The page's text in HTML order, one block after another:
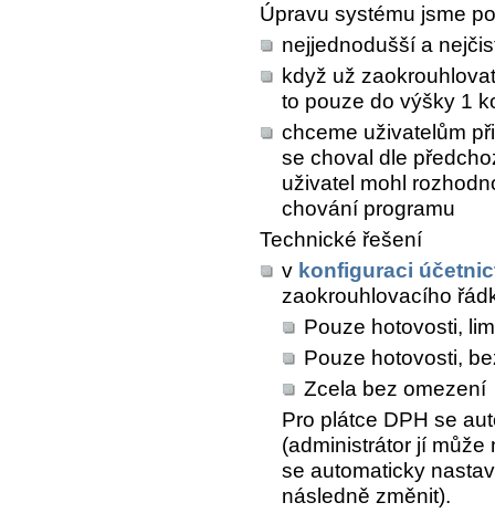
Úpravu systému jsme
nejjednodušší a
když už
to pouze do výšky 1
chceme uživatelům
se choval dle
uživatel mohl
chování programu
Technické řešení
v konfiguraci
zaokrouhlovacího
Pouze hotovosti,
Pouze hotovosti,
Zcela bez omezení
Pro plátce DPH se
(administrátor jí může
se automaticky
následně změnit).